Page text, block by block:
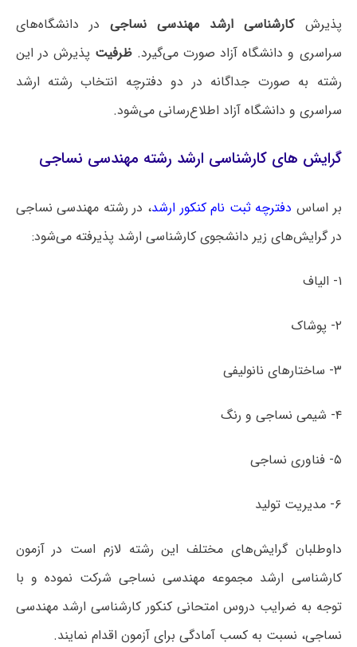
پذیرشکارشناسی ارشد مهندسی نساجی در دانشگاه‌های
سراسری و دانشگاه آزاد صورت می‌گیرد.ظرفیت پذیرش در این
رشته به صورت جداگانه در دو دفترچه انتخاب رشته ارشد
سراسری و دانشگاه آزاد اطلاع‌رسانی می‌شود.
گرایش های کارشناسی ارشد رشته مهندسی نساجی
بر اساس دفترچه ثبت نام کنکور ارشد، در رشته مهندسی نساجی
در گرایش‌های زیر دانشجوی کارشناسی ارشد پذیرفته می‌شود:
۱- الیاف
۲- پوشاک
۳- ساختارهای نانولیفی
۴- شیمی نساجی و رنگ
۵- فناوری نساجی
۶- مدیریت تولید
داوطلبان گرایش‌های مختلف این رشته لازم است در آزمون
کارشناسی ارشد مجموعه مهندسی نساجی شرکت نموده و با
توجه به ضرایب دروس امتحانی کنکور کارشناسی ارشد مهندسی
نساجی، نسبت به کسب آمادگی برای آزمون اقدام نمایند.